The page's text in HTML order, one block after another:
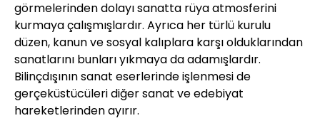
görmelerinden dolayı sanatta rüya atmosferini
kurmaya çalışmışlardır. Ayrıca her türlü kurulu
düzen, kanun ve sosyal kalıplara karşı olduklarından
sanatlarını bunları yıkmaya da adamışlardır.
Bilinçdışının sanat eserlerinde işlenmesi de
gerçeküstücüleri diğer sanat ve edebiyat
hareketlerinden ayırır.